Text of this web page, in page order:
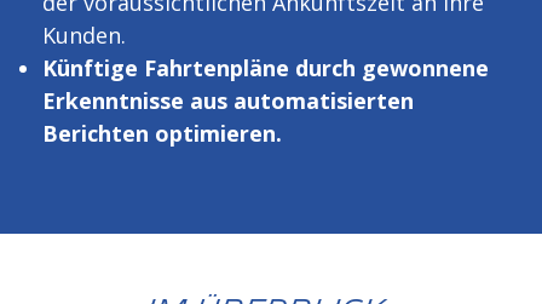
Kunden.
Künftige Fahrtenpläne durch gewonnene
Erkenntnisse aus automatisierten
Berichten optimieren.